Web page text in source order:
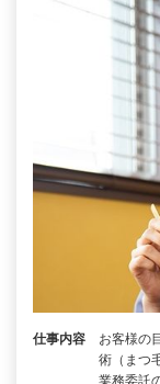
仕事内容
お客様の
術（まつ